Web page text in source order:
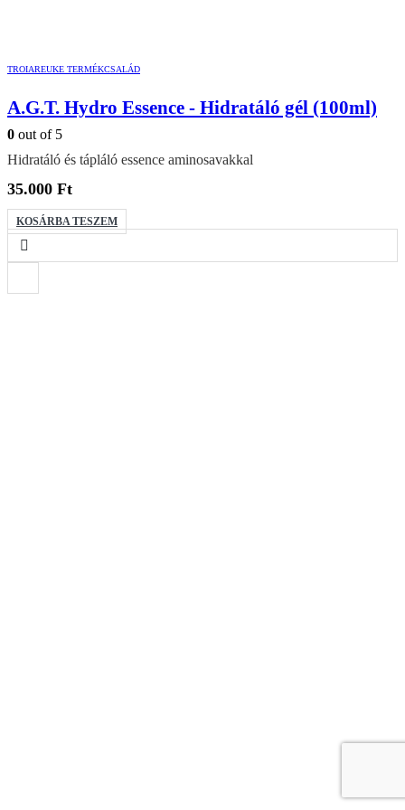
TROIAREUKE TERMÉKCSALÁD
A.G.T. Hydro Essence - Hidratáló gél (100ml)
0 out of 5
Hidratáló és tápláló essence aminosavakkal
35.000 Ft
KOSÁRBA TESZEM